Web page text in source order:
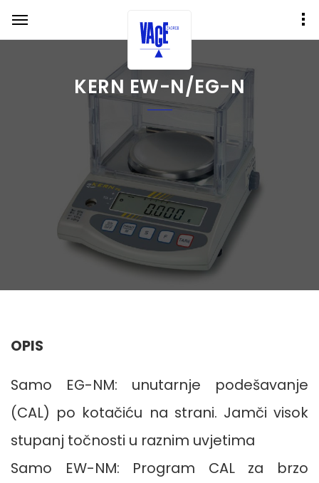
KERN EW-N/EG-N
OPIS
Samo EG-NM: unutarnje podešavanje
(CAL) po kotačiću na strani. Jamči visok
stupanj točnosti u raznim uvjetima
Samo EW-NM: Program CAL za brzo